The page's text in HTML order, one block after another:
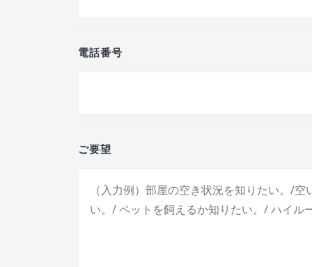
電話番号
ご要望